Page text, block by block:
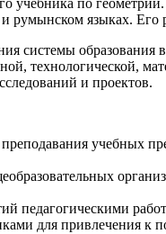
учебника по
румынском языках.
системы
технологической,
и проектов.
учебных
педагогическими
для привлечения к